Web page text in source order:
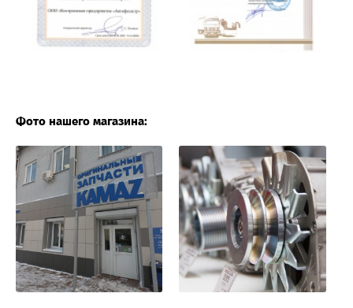
Фото нашего магазина: